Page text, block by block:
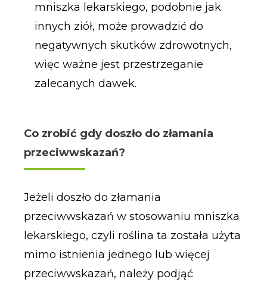
mniszka lekarskiego, podobnie jak
innych ziół, może prowadzić do
negatywnych skutków zdrowotnych,
więc ważne jest przestrzeganie
zalecanych dawek.
Co zrobić gdy doszło do złamania
przeciwwskazań?
Jeżeli doszło do złamania
przeciwwskazań w stosowaniu mniszka
lekarskiego, czyli roślina ta została użyta
mimo istnienia jednego lub więcej
przeciwwskazań, należy podjąć